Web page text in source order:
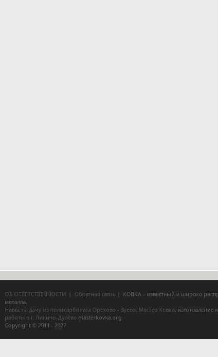
ОБ ОТВЕТСТВЕННОСТИ | Обратная связь | КОВКА – известный и широко
металла.
Навес на дачу из поликарбоната Орехово - Зуево. Мастер Ковка, изготовление
работы в г. Ликино-Дулёво masterkovka.org
Copyright © 2011 - 2022